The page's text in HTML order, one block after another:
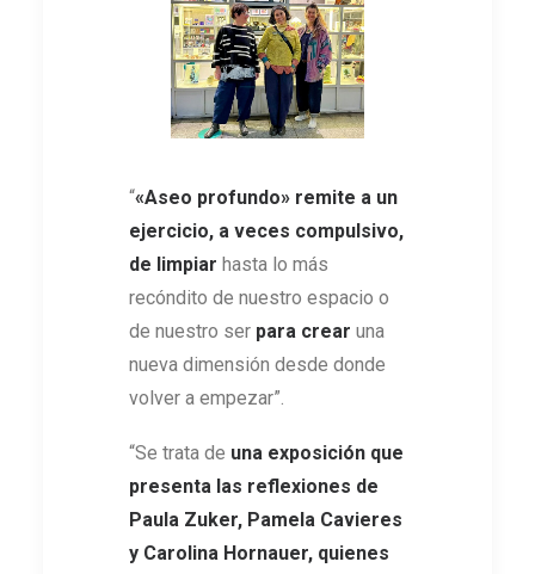
“«Aseo profundo» remite a un
ejercicio, a veces compulsivo,
de limpiar hasta lo más
recóndito de nuestro espacio o
de nuestro ser para crear una
nueva dimensión desde donde
volver a empezar”.
“Se trata de una exposición que
presenta las reflexiones de
Paula Zuker, Pamela Cavieres
y Carolina Hornauer, quienes